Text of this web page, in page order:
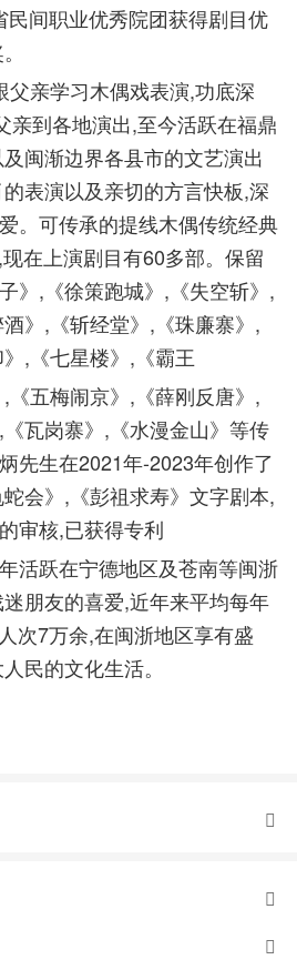
民间职业优秀院团获得剧目优
父亲学习木偶戏表演,功底深
亲到各地演出,至今活跃在福鼎
闽渐边界各县市的文艺演出
表演以及亲切的方言快板,深
。可传承的提线木偶传统经典
在上演剧目有60多部。保留
》,《徐策跑城》,《失空斩》,
酒》,《斩经堂》,《珠廉寨》,
》,《七星楼》,《霸王
《五梅闹京》,《薛刚反唐》,
《瓦岗寨》,《水漫金山》等传
先生在2021年-2023年创作了
蛇会》,《彭祖求寿》文字剧本,
审核,已获得专利
活跃在宁德地区及苍南等闽浙
朋友的喜爱,近年来平均每年
次7万余,在闽浙地区享有盛
民的文化生活。